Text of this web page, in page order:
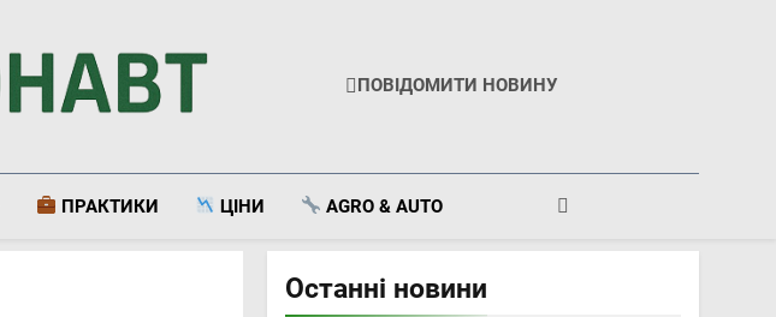
ПОВІДОМИТИ НОВИНУ
ПРАКТИКИ ЦІНИ AGRO & AUTO
Останні новини